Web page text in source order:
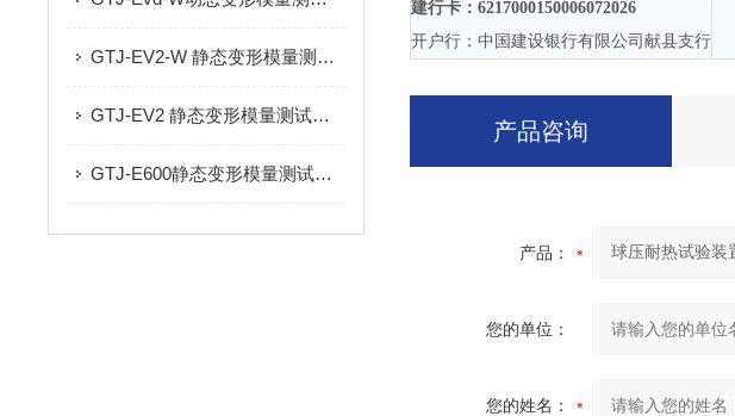
GTJ-EV2-W 静态变形模量测试仪的技术参数及产品特点
GTJ-EV2 静态变形模量测试仪的产品特点及技术参数
GTJ-E600静态变形模量测试仪的技术参数及产品特点
建行卡： 6217000150006072026
开户行：中国建设银行有限公司献县支行
产品咨询
产品：
您的单位：
您的姓名：